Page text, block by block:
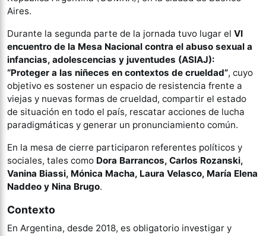
Aires.
Durante la segunda parte de la jornada tuvo lugar el VI
encuentro de la Mesa Nacional contra el abuso sexual a
infancias, adolescencias y juventudes (ASIAJ):
“Proteger a las niñeces en contextos de crueldad”, cuyo
objetivo es sostener un espacio de resistencia frente a
viejas y nuevas formas de crueldad, compartir el estado
de situación en todo el país, rescatar acciones de lucha
paradigmáticas y generar un pronunciamiento común.
En la mesa de cierre participaron referentes políticos y
sociales, tales como Dora Barrancos, Carlos Rozanski,
Vanina Biassi, Mónica Macha, Laura Velasco, María Elena
Naddeo y Nina Brugo.
Contexto
En Argentina, desde 2018, es obligatorio investigar y